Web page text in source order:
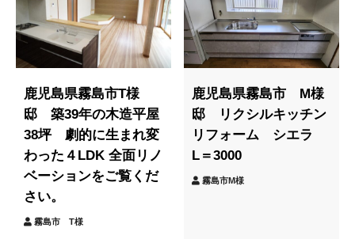
鹿児島県霧島市T様
邸 築39年の木造平屋
38坪 劇的に生まれ変
わった４LDK 全面リノ
ベーションをご覧くだ
さい。
霧島市 T様
鹿児島県霧島市 M様
邸 リクシルキッチン
リフォーム シエラ
L＝3000
霧島市M様